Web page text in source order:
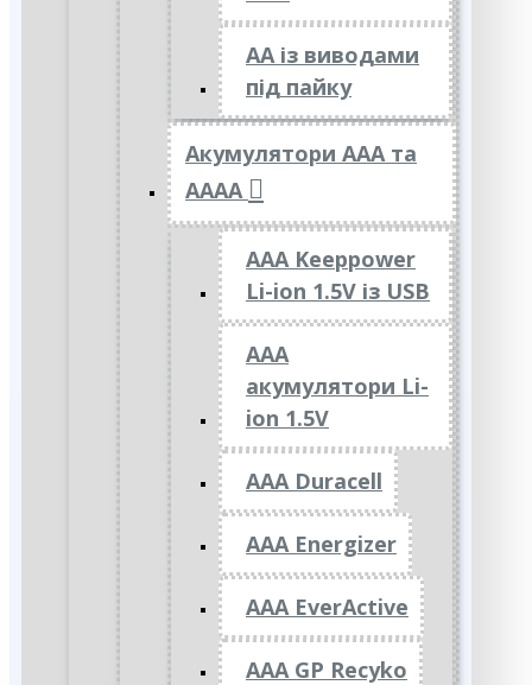
АА із виводами
під пайку
Акумулятори ААА та
АААА
AAA Keeppower
Li-ion 1.5V із USB
ААА
акумулятори Li-
ion 1.5V
AAA Duracell
AAA Energizer
AAA EverActive
AAA GP Recyko